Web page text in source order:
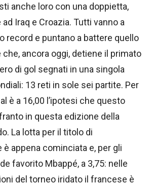
anche loro con una doppietta,
Iraq e Croazia. Tutti vanno a
record e puntano a battere quello
ancora oggi, detiene il primato
di gol segnati in una singola
13 reti in sole sei partite. Per
è a 16,00 l’ipotesi che questo
in questa edizione della
La lotta per il titolo di
è appena cominciata e, per gli
favorito Mbappé, a 3,75: nelle
del torneo iridato il francese è